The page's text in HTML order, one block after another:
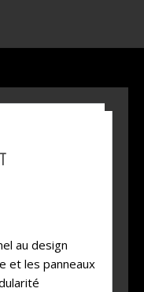
au design
et les panneaux